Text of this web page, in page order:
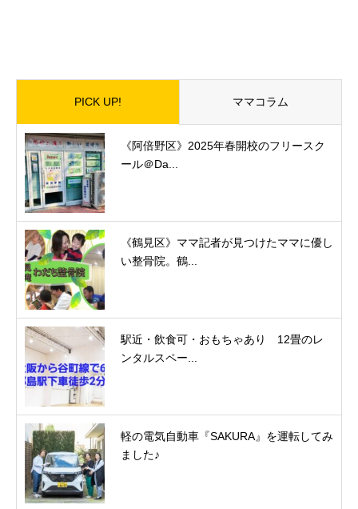
PICK UP! ママコラム
《阿倍野区》2025年春開校のフリースク
ール＠Da...
《鶴見区》ママ記者が見つけたママに優し
い整骨院。鶴...
駅近・飲食可・おもちゃあり 12畳のレ
ンタルスペー...
軽の電気自動車『SAKURA』を運転してみ
ました♪